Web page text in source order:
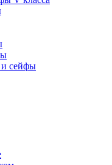
сейфы